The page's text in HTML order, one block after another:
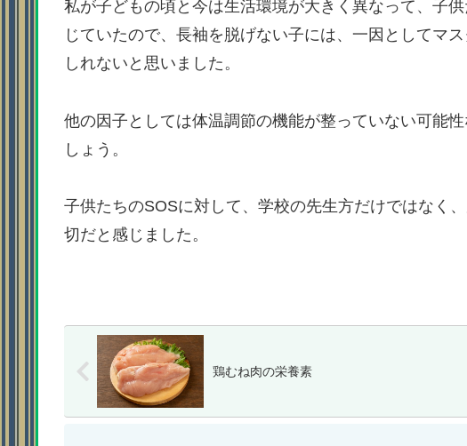
私が子どもの頃と今は生活環境が大きく異なって、子
じていたので、長袖を脱げない子には、一因としてマ
しれないと思いました。
他の因子としては体温調節の機能が整っていない可能
しょう。
子供たちのSOSに対して、学校の先生方だけではなく
切だと感じました。
鶏むね肉の栄養素